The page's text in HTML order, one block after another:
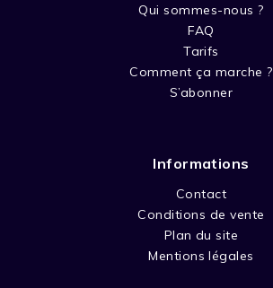
Qui sommes-nous ?
FAQ
Tarifs
Comment ça marche ?
S’abonner
Informations
Contact
Conditions de vente
Plan du site
Mentions légales